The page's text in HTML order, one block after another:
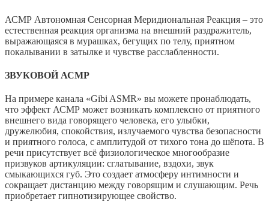
АСМР Автономная Сенсорная Меридиональная Реакция – это
естественная реакция организма на внешний раздражитель,
выражающаяся в мурашках, бегущих по телу, приятном
покалывании в затылке и чувстве расслабленности.
ЗВУКОВОЙ АСМР
На примере канала «Gibi ASMR» вы можете пронаблюдать,
что эффект АСМР может возникать комплексно от приятного
внешнего вида говорящего человека, его улыбки,
дружелюбия, спокойствия, излучаемого чувства безопасности
и приятного голоса, с амплитудой от тихого тона до шёпота. В
речи присутствует всё физиологическое многообразие
призвуков артикуляции: сглатывание, вздохи, звук
смыкающихся губ. Это создает атмосферу интимности и
сокращает дистанцию между говорящим и слушающим. Речь
приобретает гипнотизирующее свойство.